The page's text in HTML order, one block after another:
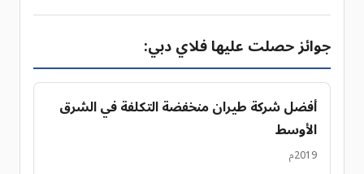
جوائز حصلت عليها فلاي دبي:
أفضل شركة طيران منخفضة التكلفة في الشرق
الأوسط
2019م